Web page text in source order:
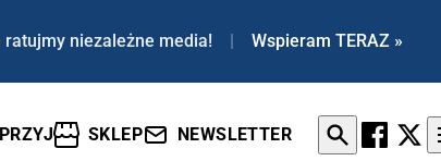
ratujmy niezależne media! | Wspieram TERAZ »
SKLEP NEWSLETTER